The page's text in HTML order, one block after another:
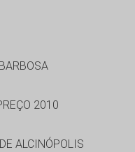
2010
ALCINÓPOLIS